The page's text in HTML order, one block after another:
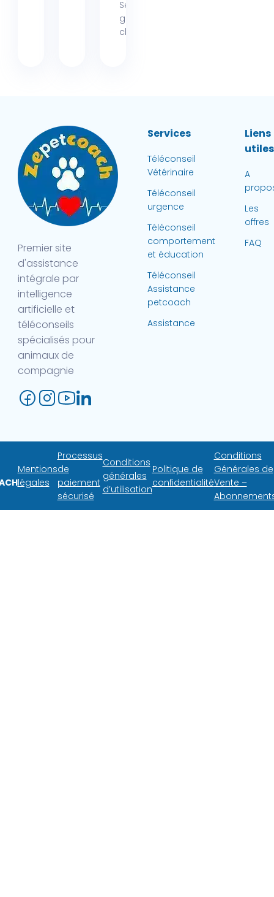
Seresto, ce
grand
classique...
Premier site
d'assistance
intégrale par
intelligence
artificielle et
téléconseils
spécialisés pour
animaux de
compagnie
Services
Téléconseil
Vétérinaire
Téléconseil
urgence
Téléconseil
comportement
et éducation
Téléconseil
Assistance
petcoach
Assistance
Liens
utiles
A
Les
offres
FAQ
Mentions
légales
Processus
de
paiement
sécurisé
Conditions
générales
d’utilisation
Politique de
confidentialité
Conditions
Générales de
Vente –